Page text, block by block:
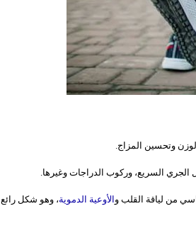
وتحسين المزاج.
السريع، وركوب الدراجات وغيرها.
من لياقة القلب و الأوعية الدموية، وهو شكل رائع